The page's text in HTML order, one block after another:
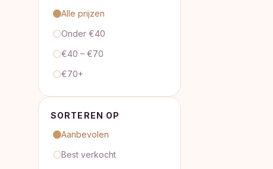
Alle prijzen
Onder €40
€40 – €70
€70+
SORTEREN OP
Aanbevolen
Best verkocht